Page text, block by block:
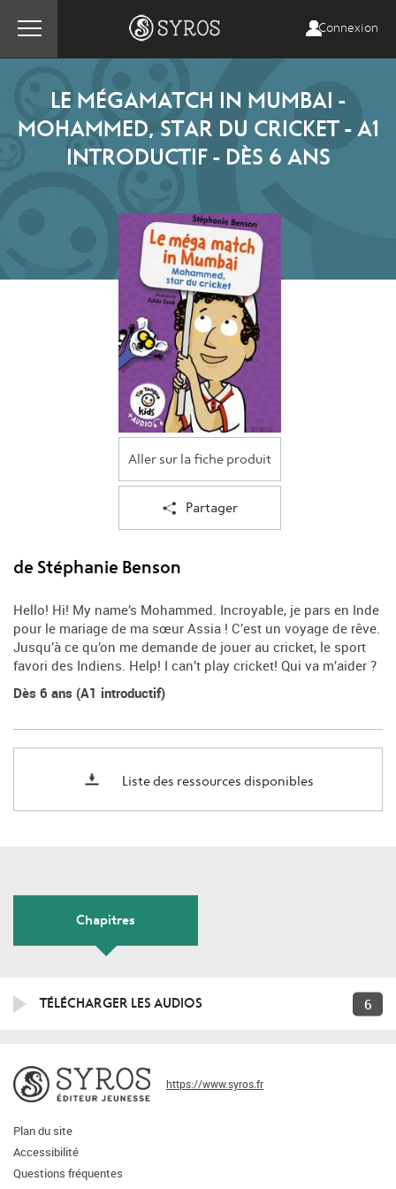
Connexion
LE MÉGAMATCH IN MUMBAI -
MOHAMMED, STAR DU CRICKET - A1
INTRODUCTIF - DÈS 6 ANS
Aller sur la fiche produit
Partager
de Stéphanie Benson
Hello! Hi! My name’s Mohammed. Incroyable, je pars en Inde
pour le mariage de ma sœur Assia ! C’est un voyage de rêve.
Jusqu’à ce qu’on me demande de jouer au cricket, le sport
favori des Indiens. Help! I can’t play cricket! Qui va m’aider ?
Dès 6 ans (A1 introductif)
Liste des ressources disponibles
Chapitres
TÉLÉCHARGER LES AUDIOS 6
https://www.syros.fr
Plan du site
Accessibilité
Questions fréquentes